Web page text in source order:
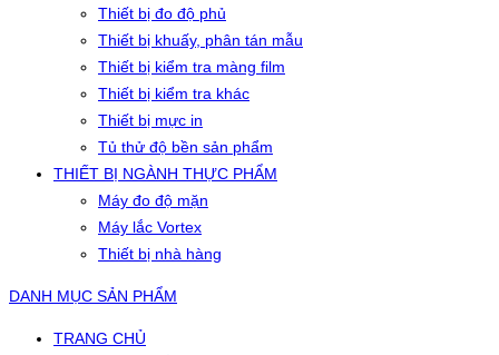
Thiết bị đo độ phủ
Thiết bị khuấy, phân tán mẫu
Thiết bị kiểm tra màng film
Thiết bị kiểm tra khác
Thiết bị mực in
Tủ thử độ bền sản phẩm
THIẾT BỊ NGÀNH THỰC PHẨM
Máy đo độ mặn
Máy lắc Vortex
Thiết bị nhà hàng
DANH MỤC SẢN PHẨM
TRANG CHỦ